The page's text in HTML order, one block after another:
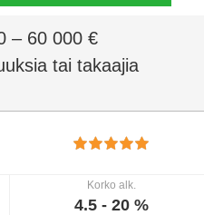
– 60 000 €
tai takaajia
Korko alk.
4.5 - 20 %